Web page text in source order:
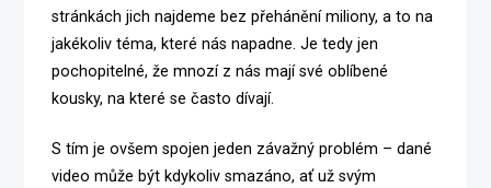
stránkách jich najdeme bez přehánění miliony, a to na
jakékoliv téma, které nás napadne. Je tedy jen
pochopitelné, že mnozí z nás mají své oblíbené
kousky, na které se často dívají.
S tím je ovšem spojen jeden závažný problém – dané
video může být kdykoliv smazáno, ať už svým